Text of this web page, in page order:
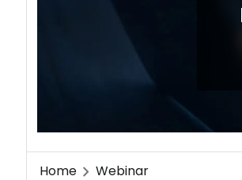
Home
Webinar